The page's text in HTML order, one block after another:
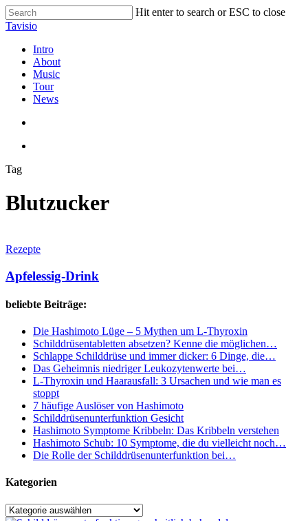
Skip
to
content
Hit enter to search or ESC to close
Close
Tavisio
search
Menu
Intro
About
Music
Tour
News
Tag
Blutzucker
Drink
Rezepte
Apfelessig-Drink
beliebte Beiträge:
Die Hashimoto Lüge – 5 Mythen um L-Thyroxin
Schilddrüsentabletten absetzen? Kenne die möglichen…
Schlappe Schilddrüse und immer dicker: 6 Dinge, die…
Das Geheimnis niedriger Leukozytenwerte bei…
L-Thyroxin und Haarausfall: 3 Ursachen und wie man es
stoppt
7 häufige Auslöser von Hashimoto
Schilddrüsenunterfunktion Gesicht
Hashimoto Symptome Kribbeln: Das Kribbeln verstehen
Hashimoto Schub: 10 Symptome, die du vielleicht noch…
Die Rolle der Schilddrüsenunterfunktion bei…
Kategorien
Kategorien